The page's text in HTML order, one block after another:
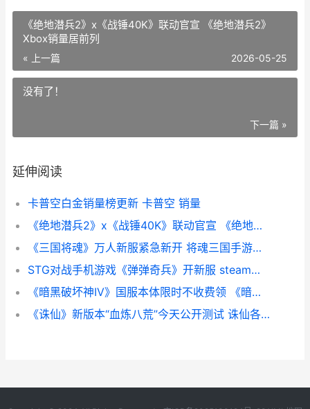
《绝地潜兵2》x《战锤40K》联动官宣 《绝地潜兵2》
Xbox销量居前列
« 上一篇 2026-05-25
没有了！
下一篇 »
延伸阅读
卡普空白金销量榜更新 卡普空 销量
《绝地潜兵2》x《战锤40K》联动官宣 《绝地潜兵2》Xbox销量居前列
《三国将魂》万人新服紧急新开 将魂三国手游武将大全
STG对战手机游戏《弹弹奇兵》开新服 steam对战游戏排行榜
《暗黑破坏神IV》国服本体限时不收费领 《暗黑破坏神IV:仇恨之船》
《诛仙》新版本“血炼八荒”今天公开测试 诛仙各版本更新内容